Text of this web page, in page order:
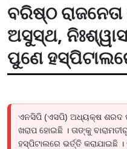
ବରିଷ୍ଠ
ଅସୁସ୍ଥ,
ପୁଣେ
ଏନସିପି (ଏସପି) ଅଧ୍ୟକ୍ଷ ଶରଦ
ଖରାପ ହୋଇଛି । ତାଙ୍କୁ
ହସ୍ପିଟାଲରେ ଭର୍ତ୍ତି କରାଯାଇଛି